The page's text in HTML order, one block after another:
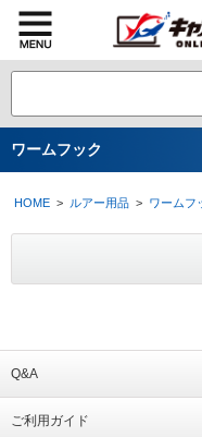
ワームフック
HOME > ルアー用品 > ワームフ
Q&A
ご利用ガイド